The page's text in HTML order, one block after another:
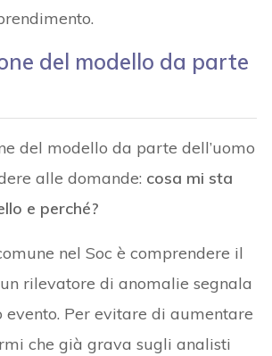
del modello da parte
del modello da parte dell’uomo
alle domande: cosa mi sta
e perché?
nel Soc è comprendere il
rilevatore di anomalie segnala
evento. Per evitare di aumentare
che già grava sugli analisti